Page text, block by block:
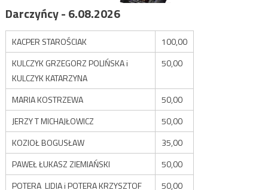
Darczyńcy - 6.08.2026
KACPER STAROŚCIAK
100,00
KULCZYK GRZEGORZ POLIŃSKA i
KULCZYK KATARZYNA
50,00
MARIA KOSTRZEWA
50,00
JERZY T MICHAJŁOWICZ
50,00
KOZIOŁ BOGUSŁAW
35,00
PAWEŁ ŁUKASZ ZIEMIAŃSKI
50,00
POTERA LIDIA i POTERA KRZYSZTOF
50,00